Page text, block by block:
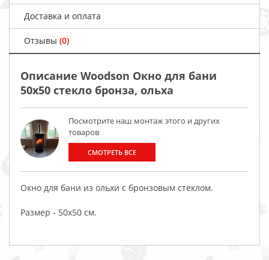
Доставка и оплата
Отзывы (0)
Описание Woodson Окно для бани
50х50 стекло бронза, ольха
Посмотрите наш монтаж этого и других
товаров
СМОТРЕТЬ ВСЕ
Окно для бани из ольхи с бронзовым стеклом.
Размер - 50х50 см.